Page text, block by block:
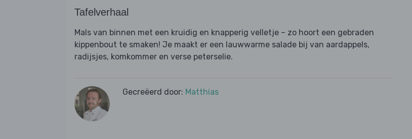
Tafelverhaal
Mals van binnen met een kruidig en knapperig velletje – zo hoort een gebraden
kippenbout te smaken! Je maakt er een lauwwarme salade bij van aardappels,
radijsjes, komkommer en verse peterselie.
Gecreëerd door: Matthias